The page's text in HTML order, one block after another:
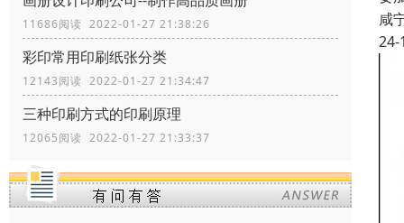
11686阅读 2022-01-27 21:38:26
彩印常用印刷纸张分类
12143阅读 2022-01-27 21:34:47
三种印刷方式的印刷原理
12065阅读 2022-01-27 21:33:37
咸
24-